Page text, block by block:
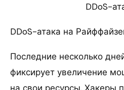
DDoS-
DDoS-атака на
Последние несколько
фиксирует увеличение
на свои ресурсы. Хакеры